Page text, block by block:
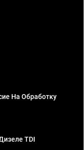
На Обработку
TDI